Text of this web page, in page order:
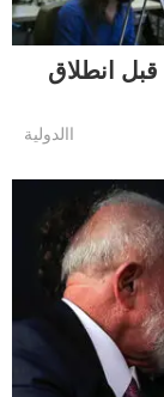
انطلاق
االدولية